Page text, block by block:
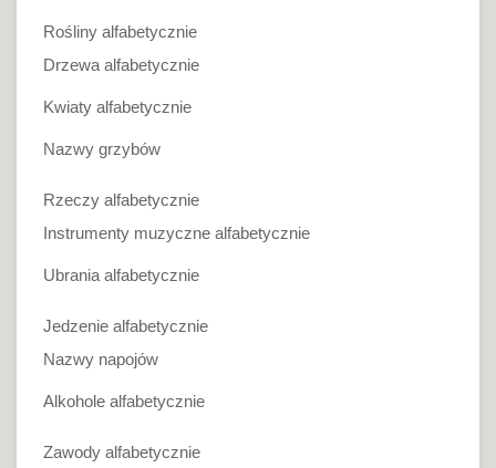
Rośliny alfabetycznie
Drzewa alfabetycznie
Kwiaty alfabetycznie
Nazwy grzybów
Rzeczy alfabetycznie
Instrumenty muzyczne alfabetycznie
Ubrania alfabetycznie
Jedzenie alfabetycznie
Nazwy napojów
Alkohole alfabetycznie
Zawody alfabetycznie